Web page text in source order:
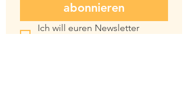
abonnieren
Ich will euren Newsletter